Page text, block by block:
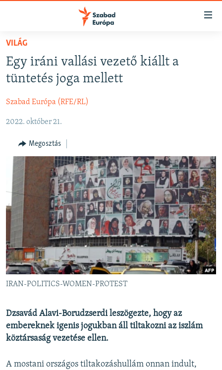
Akadálymentes
Ugrás
fő
oldalra
Ugrás
AKTUÁLIS
VIDEÓK
ELEMZŐ
NER15
SZABADON
TÁRSADALOM
DEMOKRÁCIA
A PÉNZ NYOMÁBAN
EURÓPAI UNIÓ
VILÁG
KLÍMAVÁLTOZÁS
A MÚLT TANULSÁGAI
KÖVESSEN MINKET!
Valamennyi RFE/RL weboldal
VILÁG
Egy iráni vallási vezető kiállt a
tüntetés joga mellett
Szabad Európa (RFE/RL)
2022. október 21.
Megosztás
IRAN-POLITICS-WOMEN-PROTEST
Dzsavád Alavi-Borudzserdi leszögezte, hogy az
embereknek igenis jogukban áll tiltakozni az iszlám
köztársaság vezetése ellen.
A mostani országos tiltakozáshullám onnan indult,
FELIRATKOZÁS